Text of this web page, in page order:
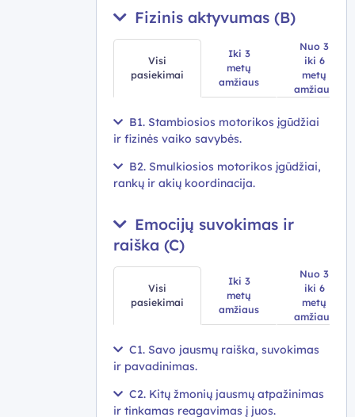
Fizinis aktyvumas (B)
Visi
pasiekimai
Iki 3
metų
amžiaus
Nuo 3
iki 6
metų
amžiaus
B1. Stambiosios motorikos įgūdžiai
ir fizinės vaiko savybės.
B2. Smulkiosios motorikos įgūdžiai,
rankų ir akių koordinacija.
Emocijų suvokimas ir
raiška (C)
Visi
pasiekimai
Iki 3
metų
amžiaus
Nuo 3
iki 6
metų
amžiaus
C1. Savo jausmų raiška, suvokimas
ir pavadinimas.
C2. Kitų žmonių jausmų atpažinimas
ir tinkamas reagavimas į juos.